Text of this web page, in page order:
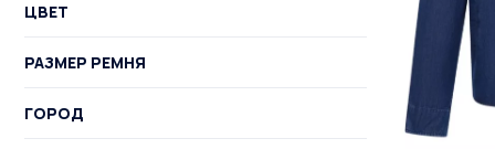
ЦВЕТ
РАЗМЕР РЕМНЯ
ГОРОД